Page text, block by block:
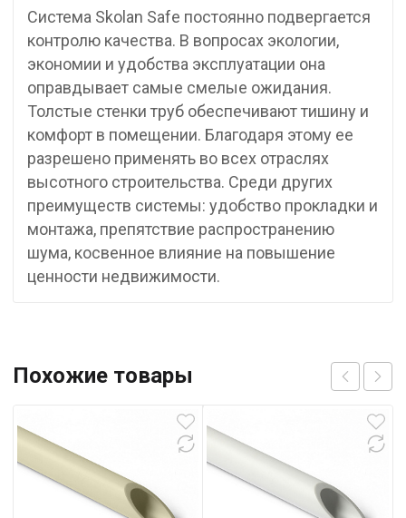
Система Skolan Safe постоянно подвергается
контролю качества. В вопросах экологии,
экономии и удобства эксплуатации она
оправдывает самые смелые ожидания.
Толстые стенки труб обеспечивают тишину и
комфорт в помещении. Благодаря этому ее
разрешено применять во всех отраслях
высотного строительства. Среди других
преимуществ системы: удобство прокладки и
монтажа, препятствие распространению
шума, косвенное влияние на повышение
ценности недвижимости.
Похожие товары